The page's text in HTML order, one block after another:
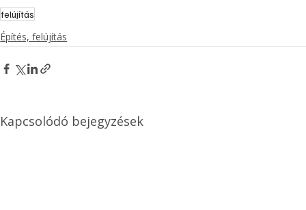
felújítás
Építés, felújítás
Kapcsolódó bejegyzések